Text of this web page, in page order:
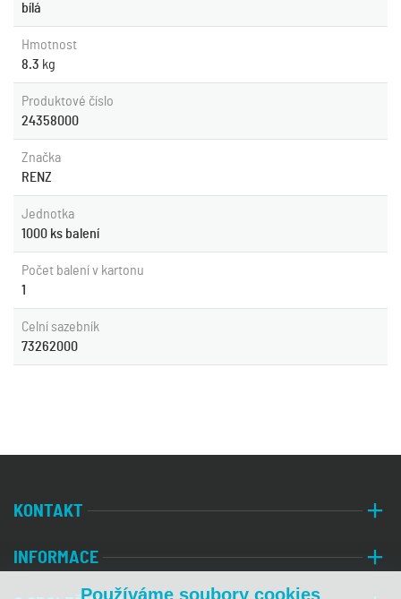
bílá
Hmotnost
8.3 kg
Produktové číslo
24358000
Značka
RENZ
Jednotka
1000 ks balení
Počet balení v kartonu
1
Celní sazebník
73262000
KONTAKT
INFORMACE
Používáme soubory cookies